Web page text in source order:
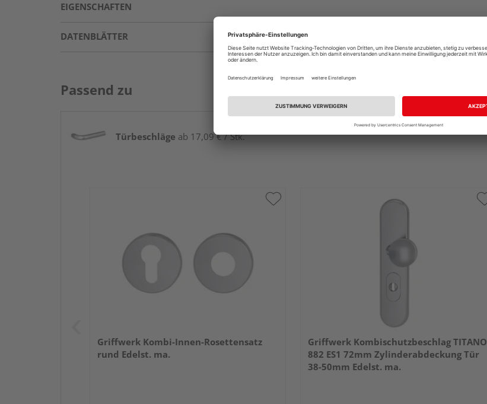
EIGENSCHAFTEN
DATENBLÄTTER
Passend zu
Türbeschläge ab 17,09 € / Stk.
Griffwerk Kombi-Innen-Rosettensatz
rund Edelst. ma.
Griffwerk Kombischutzbeschlag TITANO
882 ES1 72mm Zylinderabdeckung Tür
38-50mm Edelst. ma.